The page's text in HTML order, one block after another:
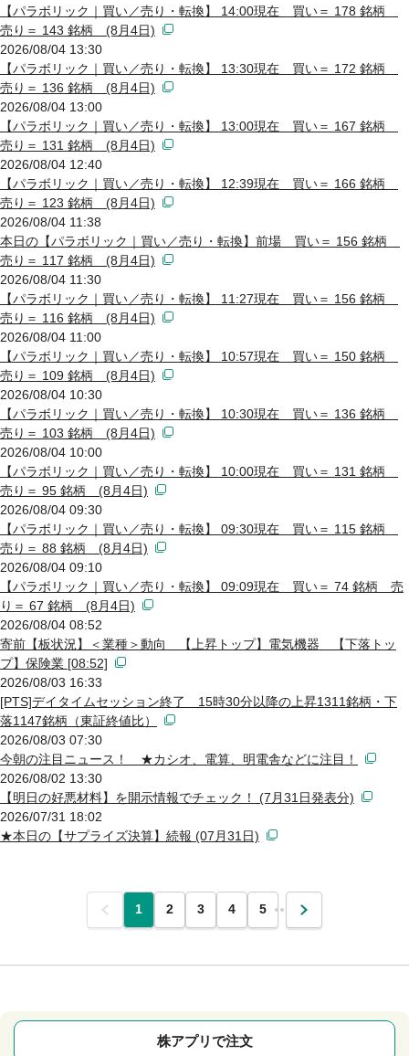
【パラボリック｜買い／売り・転換】 14:00現在 買い＝ 178 銘柄
売り＝ 143 銘柄 (8月4日)
2026/08/04 13:30
【パラボリック｜買い／売り・転換】 13:30現在 買い＝ 172 銘柄
売り＝ 136 銘柄 (8月4日)
2026/08/04 13:00
【パラボリック｜買い／売り・転換】 13:00現在 買い＝ 167 銘柄
売り＝ 131 銘柄 (8月4日)
2026/08/04 12:40
【パラボリック｜買い／売り・転換】 12:39現在 買い＝ 166 銘柄
売り＝ 123 銘柄 (8月4日)
2026/08/04 11:38
本日の【パラボリック｜買い／売り・転換】前場 買い＝ 156 銘柄
売り＝ 117 銘柄 (8月4日)
2026/08/04 11:30
【パラボリック｜買い／売り・転換】 11:27現在 買い＝ 156 銘柄
売り＝ 116 銘柄 (8月4日)
2026/08/04 11:00
【パラボリック｜買い／売り・転換】 10:57現在 買い＝ 150 銘柄
売り＝ 109 銘柄 (8月4日)
2026/08/04 10:30
【パラボリック｜買い／売り・転換】 10:30現在 買い＝ 136 銘柄
売り＝ 103 銘柄 (8月4日)
2026/08/04 10:00
【パラボリック｜買い／売り・転換】 10:00現在 買い＝ 131 銘柄
売り＝ 95 銘柄 (8月4日)
2026/08/04 09:30
【パラボリック｜買い／売り・転換】 09:30現在 買い＝ 115 銘柄
売り＝ 88 銘柄 (8月4日)
2026/08/04 09:10
【パラボリック｜買い／売り・転換】 09:09現在 買い＝ 74 銘柄 売
り＝ 67 銘柄 (8月4日)
2026/08/04 08:52
寄前【板状況】＜業種＞動向 【上昇トップ】電気機器 【下落トッ
プ】保険業 [08:52]
2026/08/03 16:33
[PTS]デイタイムセッション終了 15時30分以降の上昇1311銘柄・下
落1147銘柄（東証終値比）
2026/08/03 07:30
今朝の注目ニュース！ ★カシオ、電算、明電舎などに注目！
2026/08/02 13:30
【明日の好悪材料】を開示情報でチェック！ (7月31日発表分)
2026/07/31 18:02
★本日の【サプライズ決算】続報 (07月31日)
前 1 2 3 4 5 … 次
株アプリで注文